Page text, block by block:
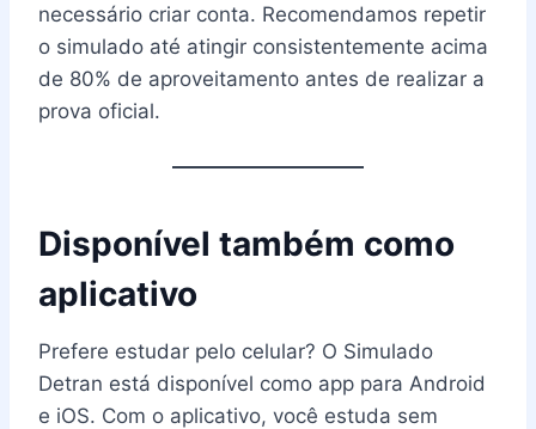
necessário criar conta. Recomendamos repetir
o simulado até atingir consistentemente acima
de 80% de aproveitamento antes de realizar a
prova oficial.
Disponível também como
aplicativo
Prefere estudar pelo celular? O Simulado
Detran está disponível como app para Android
e iOS. Com o aplicativo, você estuda sem